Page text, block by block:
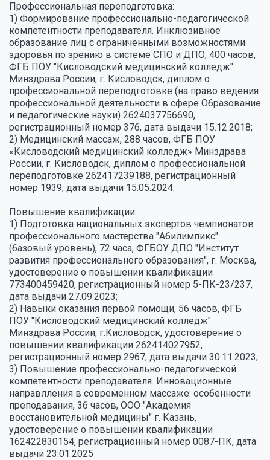
Профессиональная переподготовка:
1) Формирование профессионально-педагогической
компетентности преподавателя. Инклюзивное
образование лиц с ограниченными возможностями
здоровья по зрению в системе СПО и ДПО, 400 часов,
ФГБ ПОУ "Кисловодский медицинский колледж"
Минздрава России, г. Кисловодск, диплом о
профессиональной переподготовке (на право ведения
профессиональной деятельности в сфере Образование
и педагогические науки) 2624037756690,
регистрационный номер 376, дата выдачи 15.12.2018;
2) Медицинский массаж, 288 часов, ФГБ ПОУ
«Кисловодский медицинский колледж» Минздрава
России, г. Кисловодск, диплом о профессиональной
переподготовке 262417239188, регистрационный
номер 1939, дата выдачи 15.05.2024.
Повышение квалификации:
1) Подготовка национальных экспертов чемпионатов
профессионального мастерства "Абилимпикс"
(базовый уровень), 72 часа, ФГБОУ ДПО "Институт
развития профессионального образования", г. Москва,
удостоверение о повышении квалификации
773400459420, регистрационный номер 5-ПК-23/237,
дата выдачи 27.09.2023;
2) Навыки оказания первой помощи, 56 часов, ФГБ
ПОУ "Кисловодский медицинский колледж"
Минздрава России, г.Кисловодск, удостоверение о
повышении квалификации 262414027952,
регистрационный номер 2967, дата выдачи 30.11.2023;
3) Повышение профессионально-педагогической
компетентности преподавателя. Инновационные
направлления в современном массаже: особенности
преподавания, 36 часов, ООО "Академия
восстановительной медицины" г. Казань,
удостоверение о повышении квалификации
162422830154, регистрационный номер 0087-ПК, дата
выдачи 23.01.2025